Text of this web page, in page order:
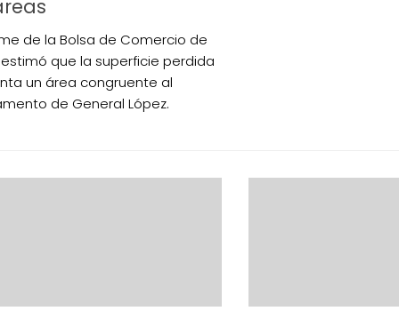
de la Bolsa de Comercio de
que la superficie perdida
un área congruente al
de General López.